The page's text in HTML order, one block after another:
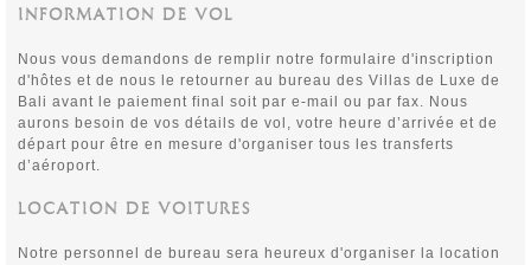
INFORMATION DE VOL
Nous vous demandons de remplir notre formulaire d'inscription
d'hôtes et de nous le retourner au bureau des Villas de Luxe de
Bali avant le paiement final soit par e-mail ou par fax. Nous
aurons besoin de vos détails de vol, votre heure d’arrivée et de
départ pour être en mesure d'organiser tous les transferts
d’aéroport.
LOCATION DE VOITURES
Notre personnel de bureau sera heureux d'organiser la location